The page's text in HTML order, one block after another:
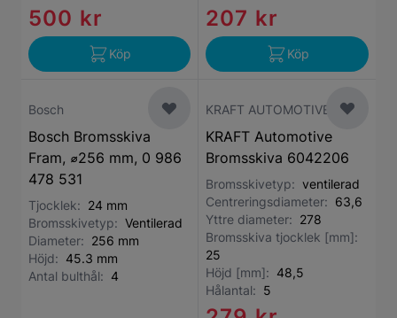
500 kr
Köp
207 kr
Köp
Bosch
Bosch Bromsskiva
Fram, ⌀256 mm, 0 986
478 531
Tjocklek: 24 mm
Bromsskivetyp: Ventilerad
Diameter: 256 mm
Höjd: 45.3 mm
Antal bulthål: 4
KRAFT AUTOMOTIVE
KRAFT Automotive
Bromsskiva 6042206
Bromsskivetyp: ventilerad
Centreringsdiameter: 63,6
Yttre diameter: 278
Bromsskiva tjocklek [mm]:
25
Höjd [mm]: 48,5
Hålantal: 5